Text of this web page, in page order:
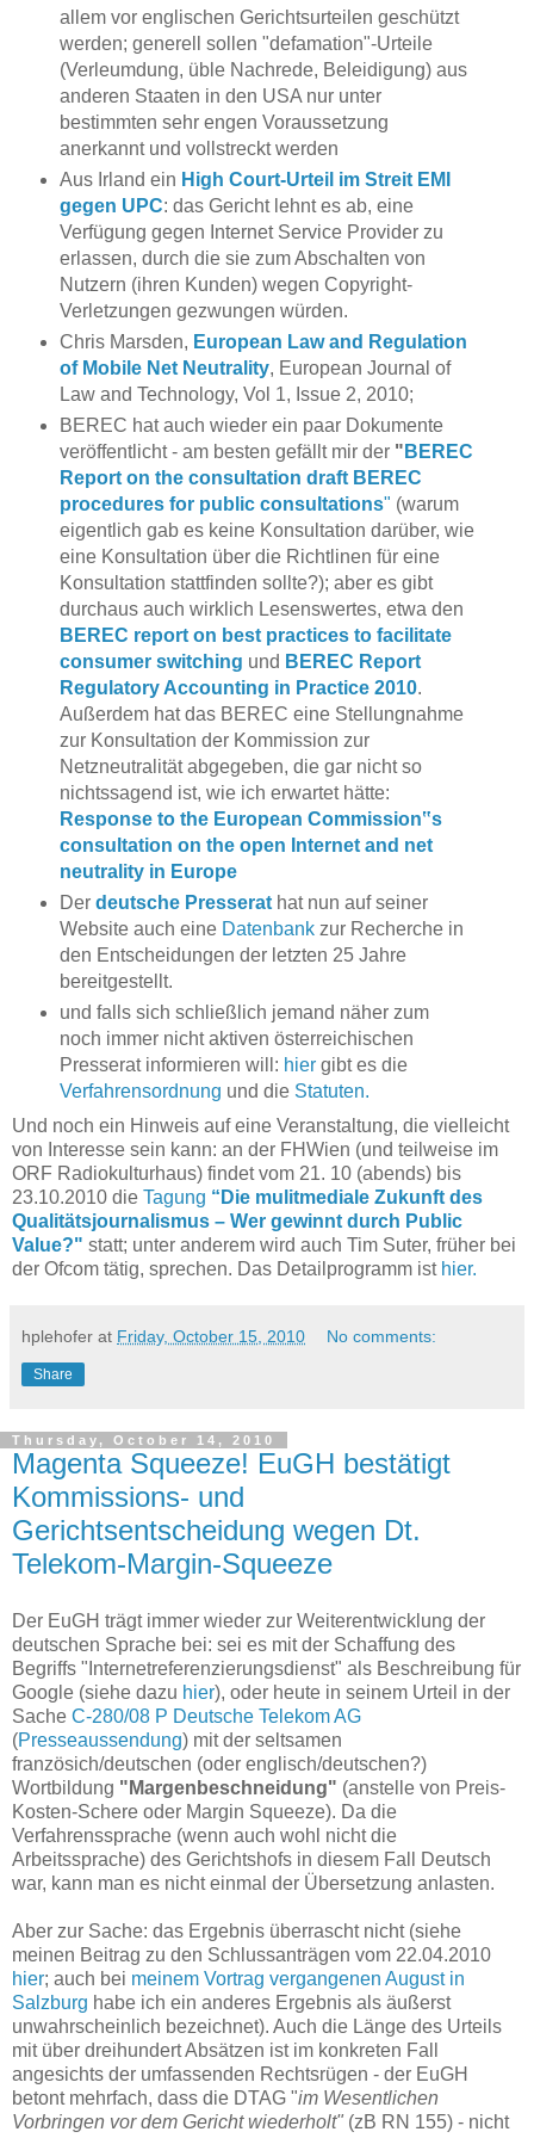
allem vor englischen Gerichtsurteilen geschützt
werden; generell sollen "defamation"-Urteile
(Verleumdung, üble Nachrede, Beleidigung) aus
anderen Staaten in den USA nur unter
bestimmten sehr engen Voraussetzung
anerkannt und vollstreckt werden
Aus Irland ein High Court-Urteil im Streit EMI
gegen UPC: das Gericht lehnt es ab, eine
Verfügung gegen Internet Service Provider zu
erlassen, durch die sie zum Abschalten von
Nutzern (ihren Kunden) wegen Copyright-
Verletzungen gezwungen würden.
Chris Marsden, European Law and Regulation
of Mobile Net Neutrality, European Journal of
Law and Technology, Vol 1, Issue 2, 2010;
BEREC hat auch wieder ein paar Dokumente
veröffentlicht - am besten gefällt mir der " BEREC
Report on the consultation draft BEREC
procedures for public consultations" (warum
eigentlich gab es keine Konsultation darüber, wie
eine Konsultation über die Richtlinen für eine
Konsultation stattfinden sollte?); aber es gibt
durchaus auch wirklich Lesenswertes, etwa den
BEREC report on best practices to facilitate
consumer switching und BEREC Report
Regulatory Accounting in Practice 2010.
Außerdem hat das BEREC eine Stellungnahme
zur Konsultation der Kommission zur
Netzneutralität abgegeben, die gar nicht so
nichtssagend ist, wie ich erwartet hätte:
Response to the European Commission‟s
consultation on the open Internet and net
neutrality in Europe
Der deutsche Presserathat nun auf seiner
Website auch eine Datenbankzur Recherche in
den Entscheidungen der letzten 25 Jahre
bereitgestellt.
und falls sich schließlich jemand näher zum
noch immer nicht aktiven österreichischen
Presserat informieren will: hiergibt es die
Verfahrensordnung und die Statuten.
Und noch ein Hinweis auf eine Veranstaltung, die vielleicht
von Interesse sein kann: an der FHWien (und teilweise im
ORF Radiokulturhaus) findet vom 21. 10 (abends) bis
23.10.2010 die Tagung “Die mulitmediale Zukunft des
Qualitätsjournalismus – Wer gewinnt durch Public
Value?" statt; unter anderem wird auch Tim Suter, früher bei
der Ofcom tätig, sprechen. Das Detailprogramm ist hier.
hplehofer at Friday, October 15, 2010 No comments:
Share
Thursday, October 14, 2010
Magenta Squeeze! EuGH bestätigt
Kommissions- und
Gerichtsentscheidung wegen Dt.
Telekom-Margin-Squeeze
Der EuGH trägt immer wieder zur Weiterentwicklung der
deutschen Sprache bei: sei es mit der Schaffung des
Begriffs "Internetreferenzierungsdienst" als Beschreibung für
Google (siehe dazu hier), oder heute in seinem Urteil in der
Sache C-280/08 P Deutsche Telekom AG
(Presseaussendung) mit der seltsamen
französich/deutschen (oder englisch/deutschen?)
Wortbildung "Margenbeschneidung" (anstelle von Preis-
Kosten-Schere oder Margin Squeeze). Da die
Verfahrenssprache (wenn auch wohl nicht die
Arbeitssprache) des Gerichtshofs in diesem Fall Deutsch
war, kann man es nicht einmal der Übersetzung anlasten.
Aber zur Sache: das Ergebnis überrascht nicht (siehe
meinen Beitrag zu den Schlussanträgen vom 22.04.2010
hier; auch bei meinem Vortrag vergangenen August in
Salzburg habe ich ein anderes Ergebnis als äußerst
unwahrscheinlich bezeichnet). Auch die Länge des Urteils
mit über dreihundert Absätzen ist im konkreten Fall
angesichts der umfassenden Rechtsrügen - der EuGH
betont mehrfach, dass die DTAG "im Wesentlichen
Vorbringen vor dem Gericht wiederholt" (zB RN 155) - nicht